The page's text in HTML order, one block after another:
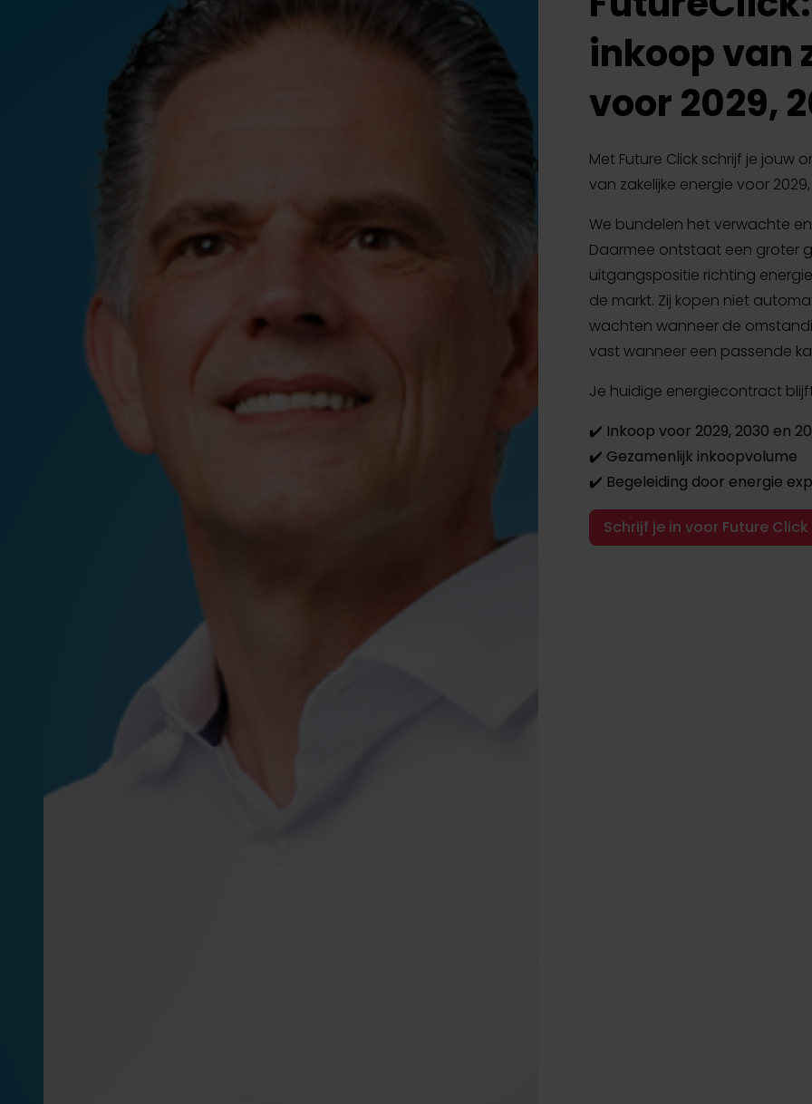
inkoop van
voor 2029,
Met Future Click schrijf je jouw
van zakelijke energie voor 2029,
We bundelen het verwachte
Daarmee ontstaat een groter
uitgangspositie richting
de markt. Zij kopen niet
wachten wanneer de
vast wanneer een passende
Je huidige energiecontract
✔️ Inkoop voor 2029, 2030 en
✔️ Gezamenlijk inkoopvolume
✔️ Begeleiding door energie
Schrijf je in voor Future Click